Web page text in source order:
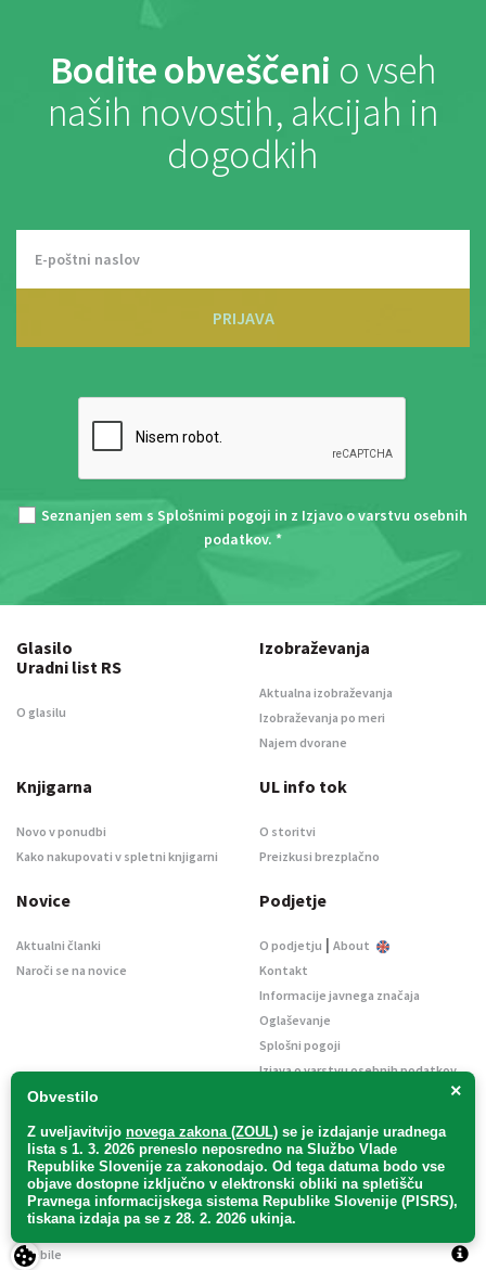
Bodite obveščeni o vseh
naših novostih, akcijah in
dogodkih
PRIJAVA
Seznanjen sem s Splošnimi pogoji in z Izjavo o varstvu osebnih
podatkov. *
×
Obvestilo
Z uveljavitvijo novega zakona (ZOUL) se je izdajanje uradnega
lista s 1. 3. 2026 preneslo neposredno na Službo Vlade
Republike Slovenije za zakonodajo. Od tega datuma bodo vse
objave dostopne izključno v elektronski obliki na spletišču
Pravnega informacijskega sistema Republike Slovenije (PISRS),
tiskana izdaja pa se z 28. 2. 2026 ukinja.
Glasilo
Uradni list RS
O glasilu
Izobraževanja
Aktualna izobraževanja
Izobraževanja po meri
Najem dvorane
Knjigarna
Novo v ponudbi
Kako nakupovati v spletni knjigarni
UL info tok
O storitvi
Preizkusi brezplačno
Novice
Aktualni članki
Naroči se na novice
Podjetje
O podjetju | About
Kontakt
Informacije javnega značaja
Oglaševanje
Splošni pogoji
Izjava o varstvu osebnih podatkov
Uradni list d. o. o. – v likvidaciji / Vse pravice pridržane.
2Mobile